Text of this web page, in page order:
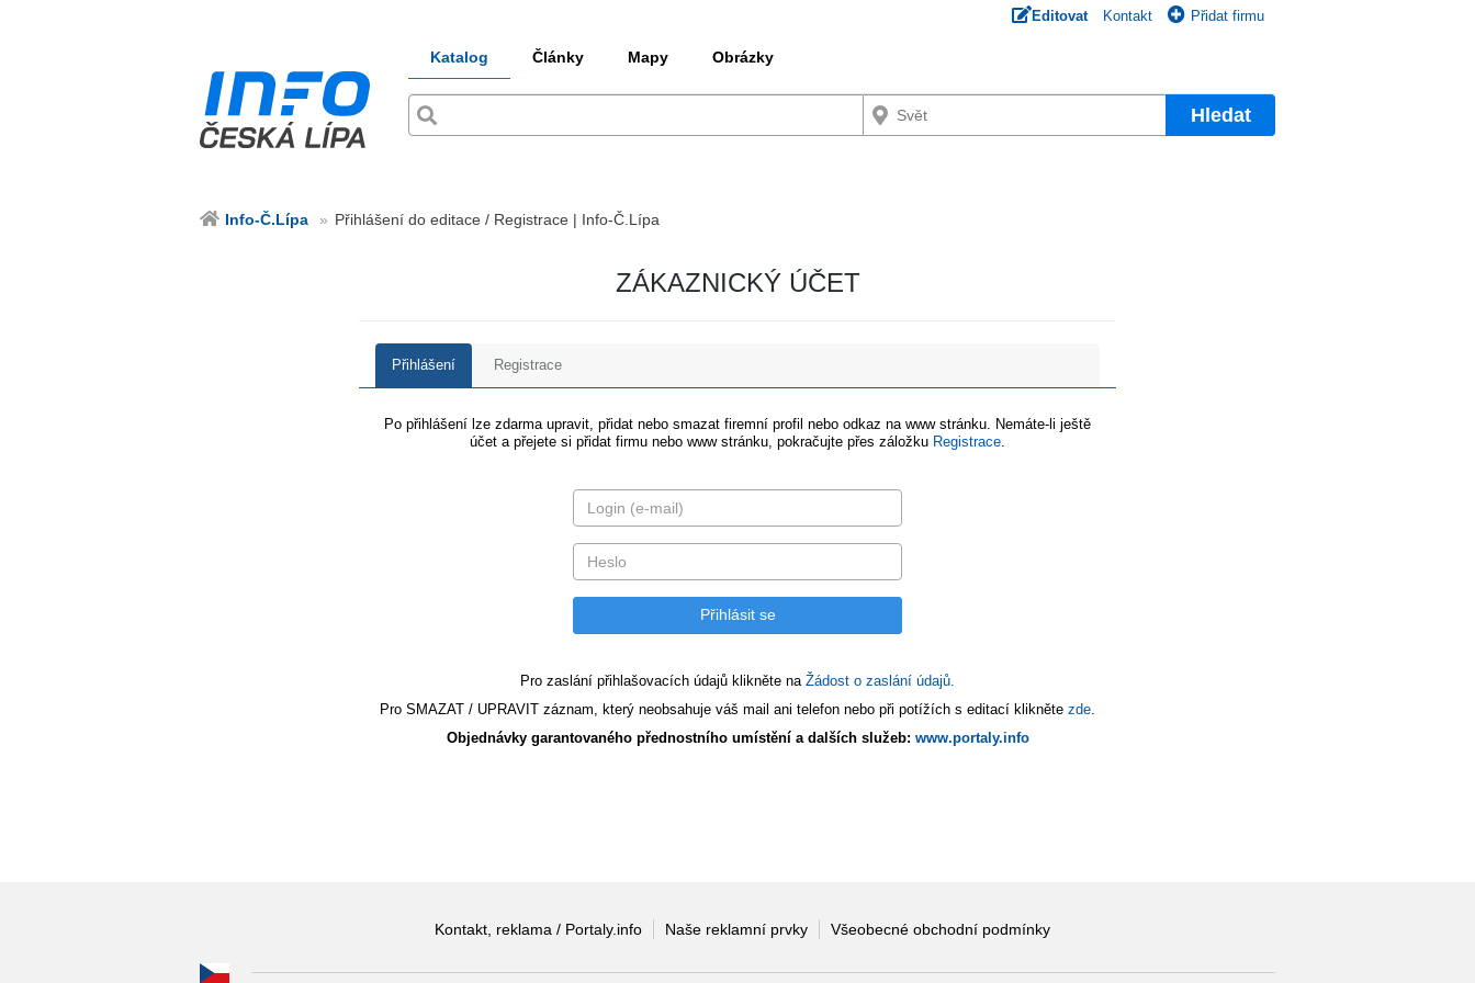
Editovat Kontakt Přidat firmu
Katalog Články Mapy Obrázky
Hledat
Info-Č.Lípa Přihlášení do editace / Registrace | Info-Č.Lípa
ZÁKAZNICKÝ ÚČET
Přihlášení Registrace
Po přihlášení lze zdarma upravit, přidat nebo smazat firemní profil nebo odkaz na www stránku. Nemáte-li ještě
účet a přejete si přidat firmu nebo www stránku, pokračujte přes záložku Registrace
Pro zaslání přihlašovacích údajů klikněte na Žádost o zaslání údajů.
Pro SMAZAT / UPRAVIT záznam, který neobsahuje váš mail ani telefon nebo při potížích s editací klikněte zde
Objednávky garantovaného přednostního umístění a dalších služeb: www.portaly.info
Kontakt, reklama / Portaly.info Naše reklamní prvky Všeobecné obchodní podmínky